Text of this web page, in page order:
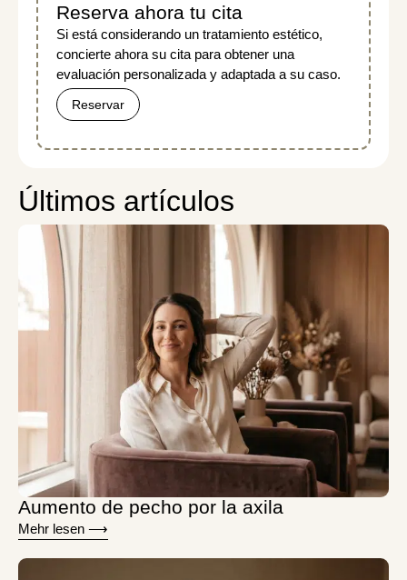
Reserva ahora tu cita
Si está considerando un tratamiento estético,
concierte ahora su cita para obtener una
evaluación personalizada y adaptada a su caso.
Reservar
Últimos artículos
Aumento de pecho por la axila
Mehr lesen ⟶